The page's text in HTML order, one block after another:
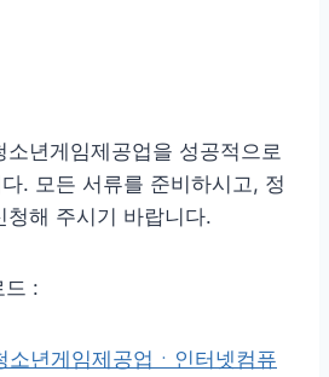
년게임제공업을 성공적으로
. 모든 서류를 준비하시고, 정
해 주시기 바랍니다.
드 :
년게임제공업ㆍ인터넷컴퓨